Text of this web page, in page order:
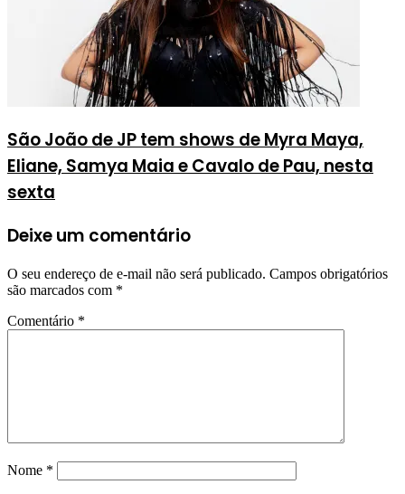
São João de JP tem shows de Myra Maya,
Eliane, Samya Maia e Cavalo de Pau, nesta
sexta
Deixe um comentário
O seu endereço de e-mail não será publicado. Campos obrigatórios
são marcados com *
Comentário *
Nome *